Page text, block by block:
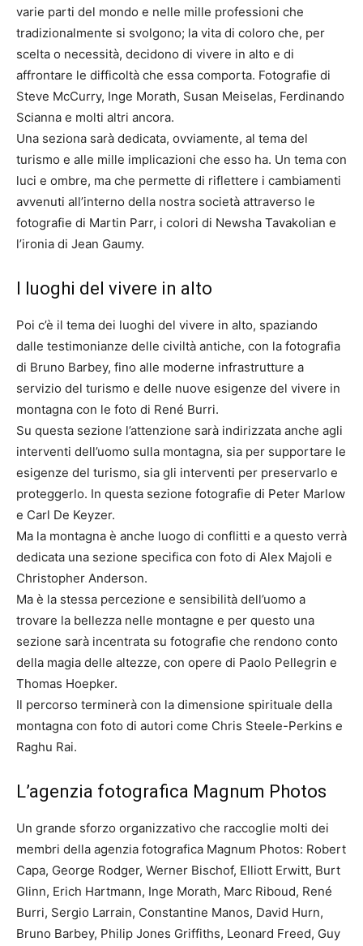
varie parti del mondo e nelle mille professioni che
tradizionalmente si svolgono; la vita di coloro che, per
scelta o necessità, decidono di vivere in alto e di
affrontare le difficoltà che essa comporta. Fotografie di
Steve McCurry, Inge Morath, Susan Meiselas, Ferdinando
Scianna e molti altri ancora.
Una seziona sarà dedicata, ovviamente, al tema del
turismo e alle mille implicazioni che esso ha. Un tema con
luci e ombre, ma che permette di riflettere i cambiamenti
avvenuti all’interno della nostra società attraverso le
fotografie di Martin Parr, i colori di Newsha Tavakolian e
l’ironia di Jean Gaumy.
I luoghi del vivere in alto
Poi c’è il tema dei luoghi del vivere in alto, spaziando
dalle testimonianze delle civiltà antiche, con la fotografia
di Bruno Barbey, fino alle moderne infrastrutture a
servizio del turismo e delle nuove esigenze del vivere in
montagna con le foto di René Burri.
Su questa sezione l’attenzione sarà indirizzata anche agli
interventi dell’uomo sulla montagna, sia per supportare le
esigenze del turismo, sia gli interventi per preservarlo e
proteggerlo. In questa sezione fotografie di Peter Marlow
e Carl De Keyzer.
Ma la montagna è anche luogo di conflitti e a questo verrà
dedicata una sezione specifica con foto di Alex Majoli e
Christopher Anderson.
Ma è la stessa percezione e sensibilità dell’uomo a
trovare la bellezza nelle montagne e per questo una
sezione sarà incentrata su fotografie che rendono conto
della magia delle altezze, con opere di Paolo Pellegrin e
Thomas Hoepker.
Il percorso terminerà con la dimensione spirituale della
montagna con foto di autori come Chris Steele-Perkins e
Raghu Rai.
L’agenzia fotografica Magnum Photos
Un grande sforzo organizzativo che raccoglie molti dei
membri della agenzia fotografica Magnum Photos: Robert
Capa, George Rodger, Werner Bischof, Elliott Erwitt, Burt
Glinn, Erich Hartmann, Inge Morath, Marc Riboud, René
Burri, Sergio Larrain, Constantine Manos, David Hurn,
Bruno Barbey, Philip Jones Griffiths, Leonard Freed, Guy